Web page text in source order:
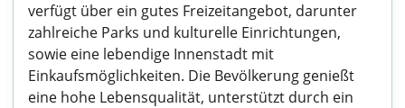
verfügt über ein gutes Freizeitangebot, darunter
zahlreiche Parks und kulturelle Einrichtungen,
sowie eine lebendige Innenstadt mit
Einkaufsmöglichkeiten. Die Bevölkerung genießt
eine hohe Lebensqualität, unterstützt durch ein